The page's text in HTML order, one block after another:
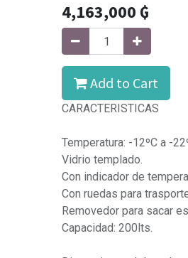
4,163,000 ₲
Add to Cart
CARACTERISTICAS
Temperatura: -12ºC a -
Vidrio templado.
Con indicador de
Con ruedas para
Removedor para sacar
Capacidad: 200lts.